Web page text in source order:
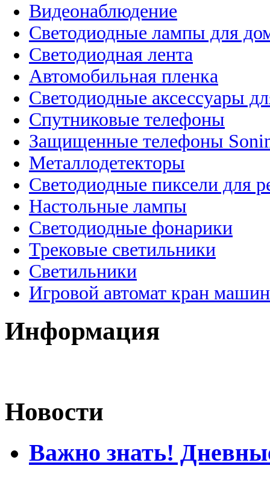
Видеонаблюдение
Светодиодные лампы для
Светодиодная лента
Автомобильная пленка
Светодиодные аксессуары
Спутниковые телефоны
Защищенные телефоны
Металлодетекторы
Светодиодные пиксели для
Настольные лампы
Светодиодные фонарики
Трековые светильники
Светильники
Игровой автомат кран
Информация
Новости
Важно знать!